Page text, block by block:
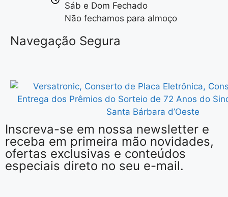
Sáb e Dom Fechado
Não fechamos para almoço
Navegação Segura
Inscreva-se em nossa newsletter e
receba em primeira mão novidades,
ofertas exclusivas e conteúdos
especiais direto no seu e-mail.